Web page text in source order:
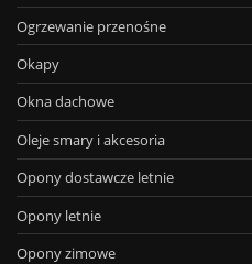
Ogrzewanie przenośne
Okapy
Okna dachowe
Oleje smary i akcesoria
Opony dostawcze letnie
Opony letnie
Opony zimowe